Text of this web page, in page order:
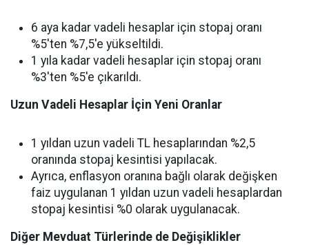
6 aya kadar vadeli hesaplar için stopaj oranı
%5'ten %7,5'e yükseltildi.
1 yıla kadar vadeli hesaplar için stopaj oranı
%3'ten %5'e çıkarıldı.
Uzun Vadeli Hesaplar İçin Yeni Oranlar
1 yıldan uzun vadeli TL hesaplarından %2,5
oranında stopaj kesintisi yapılacak.
Ayrıca, enflasyon oranına bağlı olarak değişken
faiz uygulanan 1 yıldan uzun vadeli hesaplardan
stopaj kesintisi %0 olarak uygulanacak.
Diğer Mevduat Türlerinde de Değişiklikler